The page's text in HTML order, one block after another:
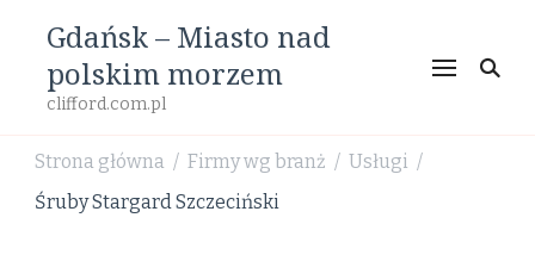
Gdańsk – Miasto nad
polskim morzem
clifford.com.pl
Strona główna / Firmy wg branż / Usługi /
Śruby Stargard Szczeciński